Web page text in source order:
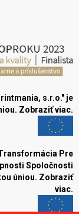
s.r.o." je
Zobraziť viac.
Pre
Spoločnosti
úniou. Zobraziť
viac.